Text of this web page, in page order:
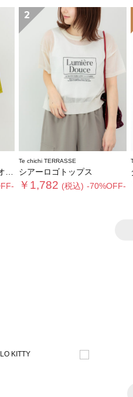
2
Te chichi TERRASSE
シアーロゴトップス
￥1,782 (税込) -70%OFF-